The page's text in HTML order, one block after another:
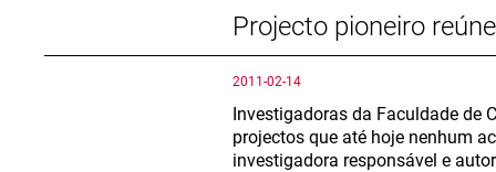
Projecto pioneiro
2011-02-14
Investigadoras da Faculdade de
projectos que até hoje nenhum
investigadora responsável e